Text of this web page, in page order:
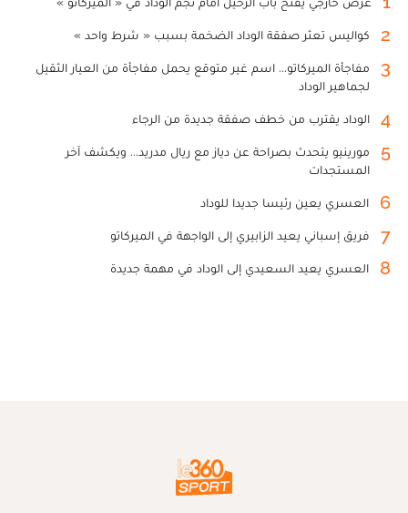
2 كواليس تعثر صفقة الوداد الضخمة بسبب « شرط واحد »
3
مفاجأة الميركاتو... اسم غير متوقع يحمل مفاجأة من العيار الثقيل
لجماهير الوداد
4 الوداد يقترب من خطف صفقة جديدة من الرجاء
5
مورينيو يتحدث بصراحة عن دياز مع ريال مدريد... ويكشف آخر
المستجدات
6 العسري يعين رئيسا جديدا للوداد
7 فريق إسباني يعيد الزابيري إلى الواجهة في الميركاتو
8 العسري يعيد السعيدي إلى الوداد في مهمة جديدة